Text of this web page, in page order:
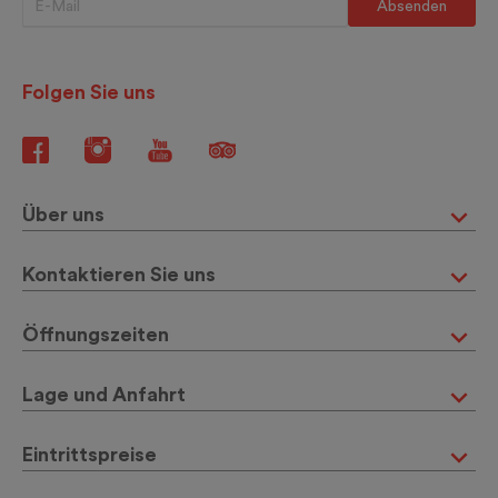
Folgen Sie uns
Über uns
Kontaktieren Sie uns
Öffnungszeiten
Lage und Anfahrt
Eintrittspreise